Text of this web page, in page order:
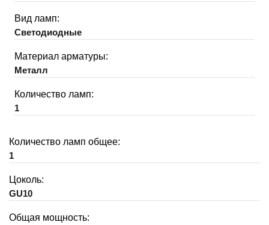
Вид ламп:
Светодиодные
Материал арматуры:
Металл
Количество ламп:
1
Количество ламп общее:
1
Цоколь:
GU10
Общая мощность: